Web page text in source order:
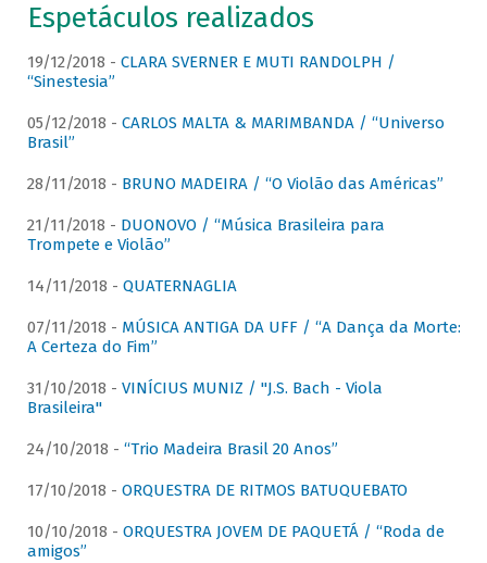
Espetáculos realizados
19/12/2018 - CLARA SVERNER E MUTI RANDOLPH /
“Sinestesia”
05/12/2018 - CARLOS MALTA & MARIMBANDA / “Universo
Brasil”
28/11/2018 - BRUNO MADEIRA / “O Violão das Américas”
21/11/2018 - DUONOVO / “Música Brasileira para
Trompete e Violão”
14/11/2018 - QUATERNAGLIA
07/11/2018 - MÚSICA ANTIGA DA UFF / “A Dança da Morte:
A Certeza do Fim”
31/10/2018 - VINÍCIUS MUNIZ / "J.S. Bach - Viola
Brasileira"
24/10/2018 - “Trio Madeira Brasil 20 Anos”
17/10/2018 - ORQUESTRA DE RITMOS BATUQUEBATO
10/10/2018 - ORQUESTRA JOVEM DE PAQUETÁ / “Roda de
amigos”